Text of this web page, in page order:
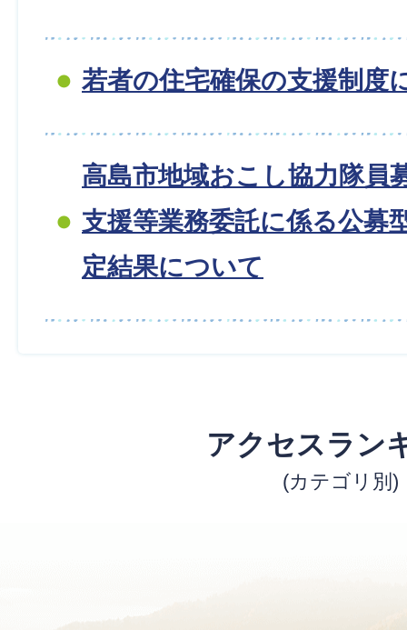
若者の住宅確保の支援制度
高島市地域おこし協力隊員
支援等業務委託に係る公募
定結果について
アクセスラン
(カテゴリ別)